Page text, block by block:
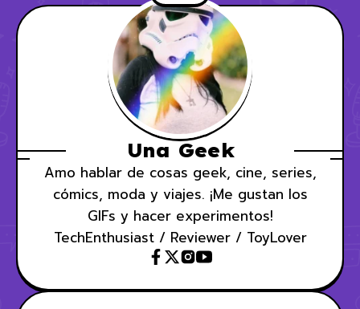
Una Geek
Amo hablar de cosas geek, cine, series,
cómics, moda y viajes. ¡Me gustan los
GIFs y hacer experimentos!
TechEnthusiast / Reviewer / ToyLover